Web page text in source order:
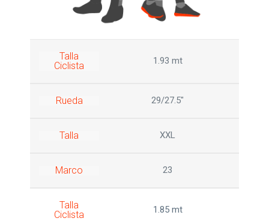
Talla
Ciclista
1.93 mt
Rueda 29/27.5"
Talla XXL
Marco 23
Talla
Ciclista
1.85 mt